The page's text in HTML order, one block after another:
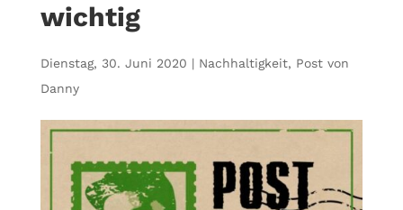
wichtig
Dienstag, 30. Juni 2020 | Nachhaltigkeit, Post von
Danny